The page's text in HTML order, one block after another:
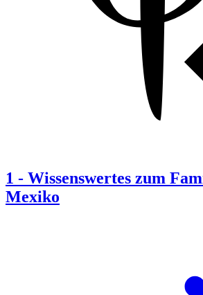
1 - Wissenswertes zum
Mexiko